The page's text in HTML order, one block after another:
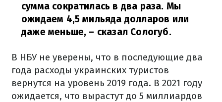
сумма сократилась в два раза. Мы
ожидаем 4,5 мильяда долларов или
даже меньше, – сказал Сологуб.
В НБУ не уверены, что в последующие два
года расходы украинских туристов
вернутся на уровень 2019 года. В 2021 году
ожидается, что вырастут до 5 миллиардов